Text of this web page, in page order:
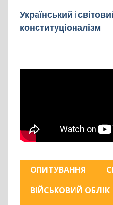
Український і
конституціоналізм
ОПИТУВАННЯ
ВІЙСЬКОВИЙ ОБЛІК